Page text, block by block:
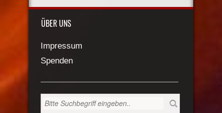
ÜBER UNS
Impressum
Spenden